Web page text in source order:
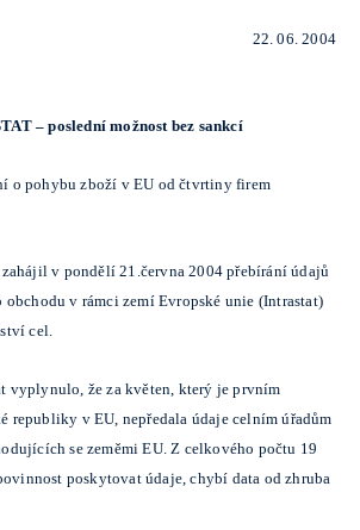
22. 06. 2004
– poslední možnost bez sankcí
o pohybu zboží v EU od čtvrtiny firem
v pondělí 21.června 2004 přebírání údajů
v rámci zemí Evropské unie (Intrastat)
cel.
vyplynulo, že za květen, který je prvním
republiky v EU, nepředala údaje celním úřadům
se zeměmi EU. Z celkového počtu 19
poskytovat údaje, chybí data od zhruba